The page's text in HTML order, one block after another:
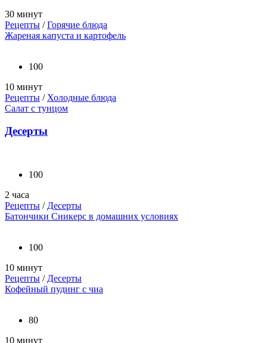
30 минут
Рецепты /Горячие блюда
Жареная капуста и картофель
100
10 минут
Рецепты / Холодные блюда
Салат с тунцом
Десерты
100
2 часа
Рецепты / Десерты
Батончики Сникерс в домашних условиях
100
10 минут
Рецепты / Десерты
Кофейный пудинг с чиа
80
10 минут